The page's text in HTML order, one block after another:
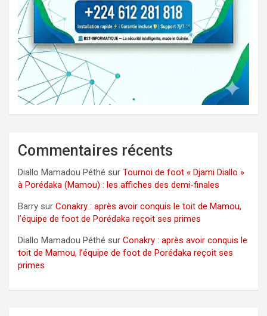
Commentaires récents
Diallo Mamadou Péthé sur Tournoi de foot « Djami Diallo »
à Porédaka (Mamou) : les affiches des demi-finales
Barry sur Conakry : après avoir conquis le toit de Mamou,
l’équipe de foot de Porédaka reçoit ses primes
Diallo Mamadou Péthé sur Conakry : après avoir conquis le
toit de Mamou, l’équipe de foot de Porédaka reçoit ses
primes